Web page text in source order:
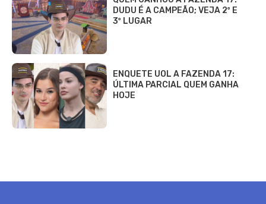
DUDU É A CAMPEÃO; VEJA 2º E
3º LUGAR
ENQUETE UOL A FAZENDA 17:
ÚLTIMA PARCIAL QUEM GANHA
HOJE